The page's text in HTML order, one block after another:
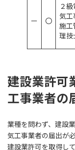
ー 〇
２級
気工
施工
理技
建設業許可
工事業者の
業種を問わず、建設
気工事業者の届出が必
建設業許可を取得し